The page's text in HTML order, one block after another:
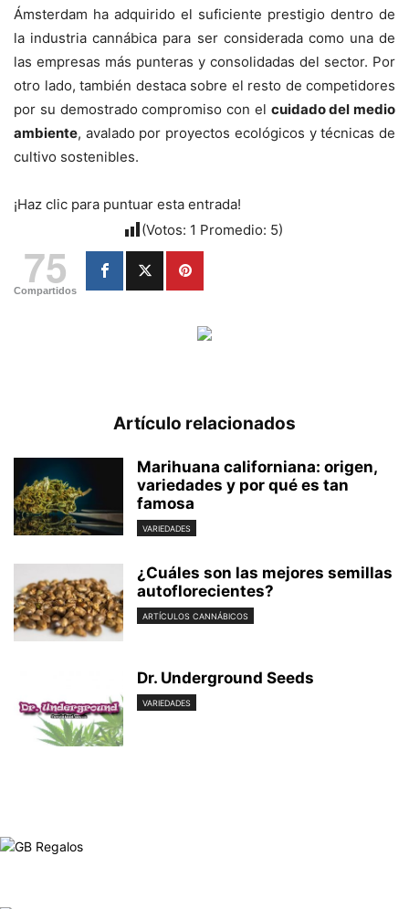
Ámsterdam ha adquirido el suficiente prestigio dentro de
la industria cannábica para ser considerada como una de
las empresas más punteras y consolidadas del sector. Por
otro lado, también destaca sobre el resto de competidores
por su demostrado compromiso con el cuidado del medio
ambiente, avalado por proyectos ecológicos y técnicas de
cultivo sostenibles.
¡Haz clic para puntuar esta entrada!
(Votos: 1 Promedio: 5)
75
Compartidos
Artículo relacionados
Marihuana californiana: origen,
variedades y por qué es tan
famosa
VARIEDADES
¿Cuáles son las mejores semillas
autoflorecientes?
ARTÍCULOS CANNÁBICOS
Dr. Underground Seeds
VARIEDADES